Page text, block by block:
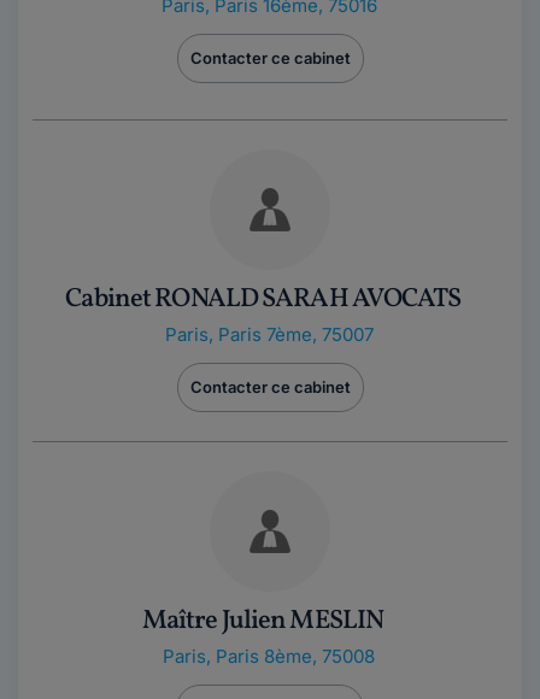
Paris, Paris 16ème, 75016
Contacter ce cabinet
Cabinet RONALD SARAH AVOCATS
Paris, Paris 7ème, 75007
Contacter ce cabinet
Maître Julien MESLIN
Paris, Paris 8ème, 75008